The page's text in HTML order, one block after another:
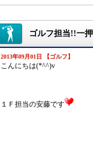
ゴルフ担当!!一
2013年09月01日 【ゴルフ】
こんにちは(*^^)v
１Ｆ担当の安藤です